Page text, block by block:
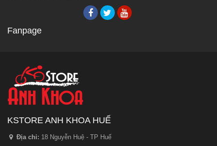
Fanpage
KSTORE ANH KHOA HUẾ
Địa chỉ: 18 Nguyễn Huệ - TP Huế